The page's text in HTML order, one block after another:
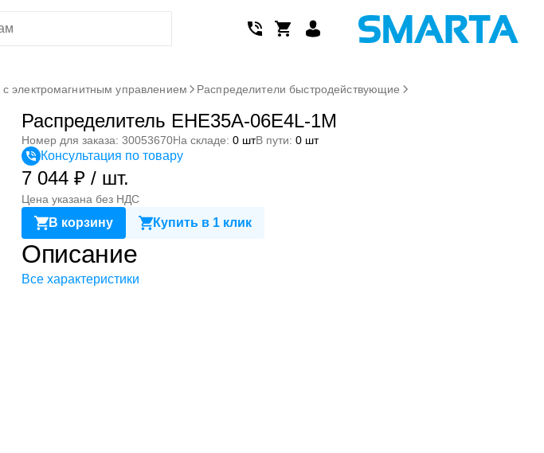
электромагнитным управлением
Распределители быстродействующие
Распределитель EHE35A-06E4L-1M
Номер для заказа: 30053670На складе: 0 штВ пути: 0 шт
Консультация по товару
7 044 ₽ / шт.
Цена указана без НДС
В корзину Купить в 1 клик
Описание
Все характеристики